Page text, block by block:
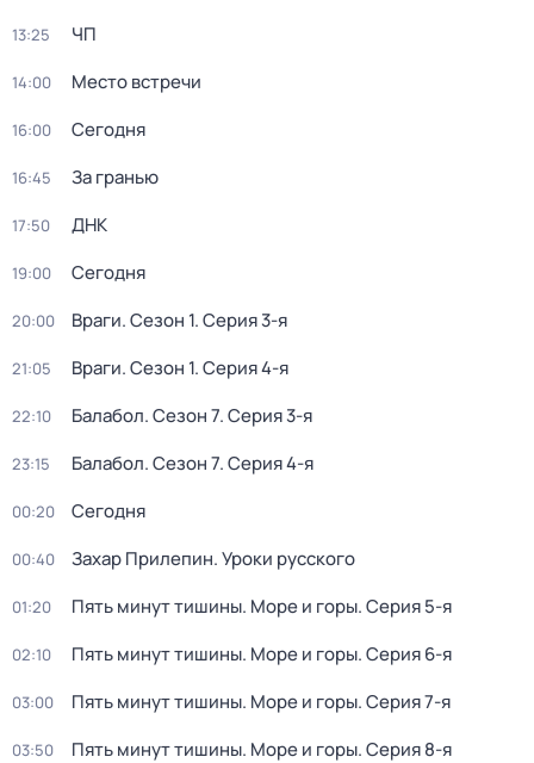
13:25 ЧП
14:00 Место встречи
16:00 Сегодня
16:45 За гранью
17:50 ДНК
19:00 Сегодня
20:00 Враги. Сезон 1. Серия 3-я
21:05 Враги. Сезон 1. Серия 4-я
22:10 Балабол. Сезон 7. Серия 3-я
23:15 Балабол. Сезон 7. Серия 4-я
00:20 Сегодня
00:40 Захар Прилепин. Уроки русского
01:20 Пять минут тишины. Море и горы. Серия 5-я
02:10 Пять минут тишины. Море и горы. Серия 6-я
03:00 Пять минут тишины. Море и горы. Серия 7-я
03:50 Пять минут тишины. Море и горы. Серия 8-я